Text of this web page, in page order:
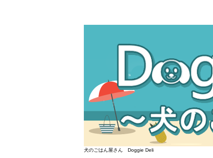
犬のごはん屋さん Doggie Deli